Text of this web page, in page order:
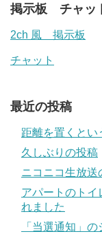
掲示板 チャッ
2ch 風 掲示板
チャット
最近の投稿
距離を置くとい
久しぶりの投稿
ニコニコ生放送
アパートのトイ
れました
「当選通知」